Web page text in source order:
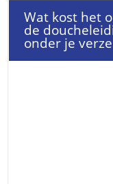
Wat kost het
de
onder je